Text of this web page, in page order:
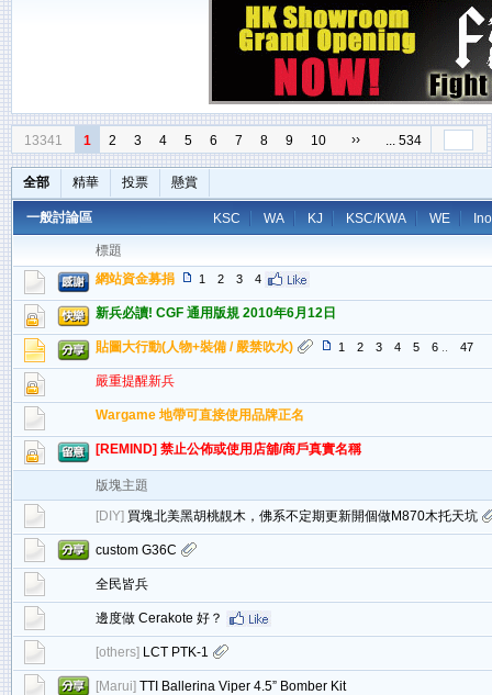
13341 1 2 3 4 5 6 7 8 9 10 ›› ... 534
全部 精華 投票 懸賞
KSC WA KJ KSC/KWA WE
一般討論區
標題
網站資金募捐
1 2 3 4
新兵必讀! CGF 通用版規 2010年6月12日
貼圖大行動(人物+裝備 / 嚴禁吹水) 1 2 3 4 5 6.. 47
嚴重提醒新兵
Wargame 地帶可直接使用品牌正名
[REMIND] 禁止公佈或使用店舖/商戶真實名稱
版塊主題
[DIY] 買塊北美黑胡桃靚木，佛系不定期更新開個做M870木托天坑
custom G36C
全民皆兵
邊度做 Cerakote 好？
[others] LCT PTK-1
[Marui] TTI Ballerina Viper 4.5” Bomber Kit